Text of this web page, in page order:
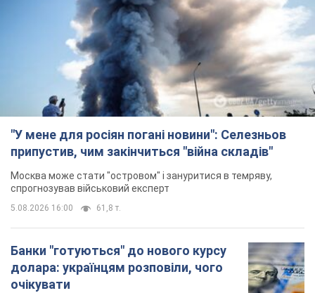
"У мене для росіян погані новини": Селезньов
припустив, чим закінчиться "війна складів"
Москва може стати "островом" і зануритися в темряву,
спрогнозував військовий експерт
5.08.2026 16:00 61,8 т.
Банки "готуються" до нового курсу
долара: українцям розповіли, чого
очікувати